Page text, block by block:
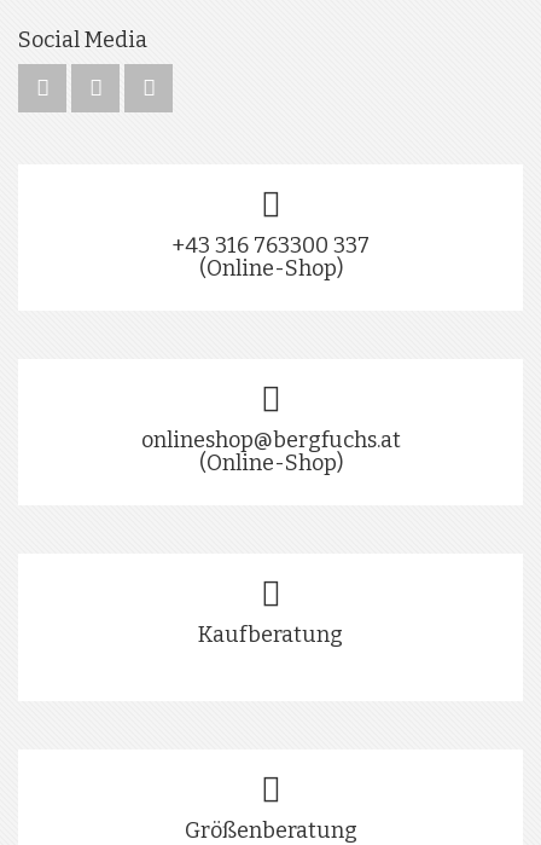
Social Media
+43 316 763300 337
(Online-Shop)
onlineshop@bergfuchs.at
(Online-Shop)
Kaufberatung
Größenberatung